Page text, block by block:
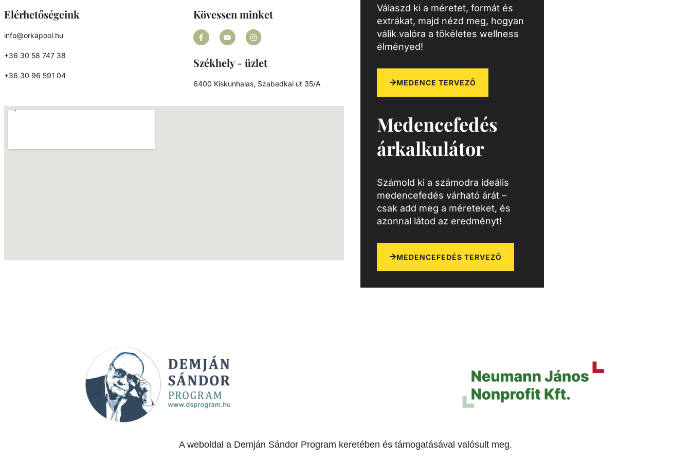
Reset gomb 4. Programváltó gomb
Elérhetőségeink
info@orkapool.hu
+36 30 58 747 38
+36 30 96 591 04
Kövessen minket
Székhely - üzlet
6400 Kiskunhalas, Szabadkai út 35/A
Válaszd ki a méretet, formát és
extrákat, majd nézd meg, hogyan
válik valóra a tökéletes wellness
élményed!
MEDENCE TERVEZŐ
Medencefedés
árkalkulátor
Számold ki a számodra ideális
medencefedés várható árát –
csak add meg a méreteket, és
azonnal látod az eredményt!
MEDENCEFEDÉS TERVEZŐ
A weboldal a Demján Sándor Program keretében és támogatásával valósult meg.